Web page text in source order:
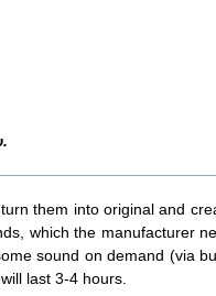
them into original and
which the manufacturer
sound on demand (via
last 3-4 hours.